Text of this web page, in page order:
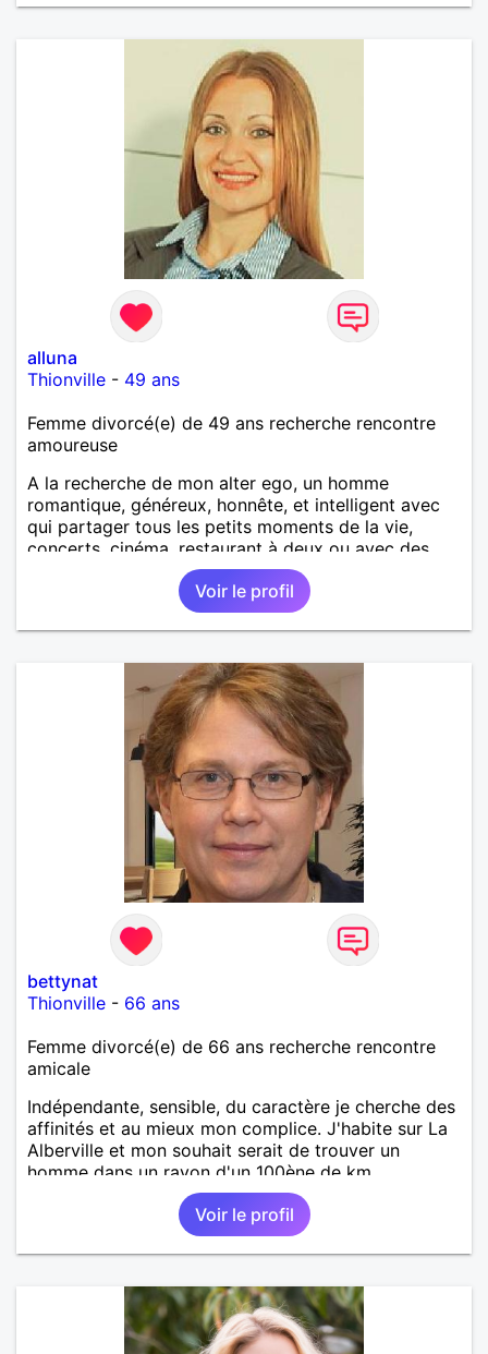
alluna
Thionville - 49 ans
Femme divorcé(e) de 49 ans recherche rencontre
amoureuse
A la recherche de mon alter ego, un homme
romantique, généreux, honnête, et intelligent avec
qui partager tous les petits moments de la vie,
concerts, cinéma, restaurant à deux ou avec des
amis, balade au bord de la mer, une sortie ou soirée
Voir le profil
bettynat
Thionville - 66 ans
Femme divorcé(e) de 66 ans recherche rencontre
amicale
Indépendante, sensible, du caractère je cherche des
affinités et au mieux mon complice. J'habite sur La
Alberville et mon souhait serait de trouver un
homme dans un rayon d'un 100ène de km.
Voir le profil